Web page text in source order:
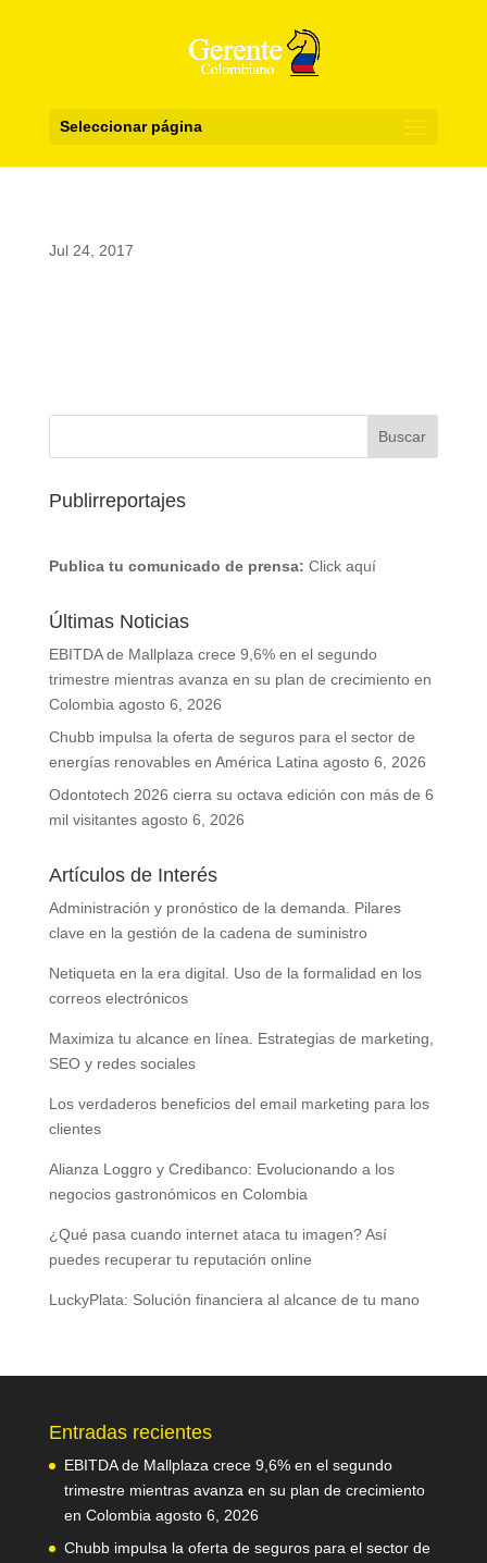
Seleccionar página
Jul 24, 2017
Publirreportajes
Publica tu comunicado de prensa: Click aquí
Últimas Noticias
EBITDA de Mallplaza crece 9,6% en el segundo
trimestre mientras avanza en su plan de crecimiento en
Colombia agosto 6, 2026
Chubb impulsa la oferta de seguros para el sector de
energías renovables en América Latina agosto 6, 2026
Odontotech 2026 cierra su octava edición con más de 6
mil visitantes agosto 6, 2026
Artículos de Interés
Administración y pronóstico de la demanda. Pilares
clave en la gestión de la cadena de suministro
Netiqueta en la era digital. Uso de la formalidad en los
correos electrónicos
Maximiza tu alcance en línea. Estrategias de marketing,
SEO y redes sociales
Los verdaderos beneficios del email marketing para los
clientes
Alianza Loggro y Credibanco: Evolucionando a los
negocios gastronómicos en Colombia
¿Qué pasa cuando internet ataca tu imagen? Así
puedes recuperar tu reputación online
LuckyPlata: Solución financiera al alcance de tu mano
Entradas recientes
EBITDA de Mallplaza crece 9,6% en el segundo
trimestre mientras avanza en su plan de crecimiento
en Colombia agosto 6, 2026
Chubb impulsa la oferta de seguros para el sector de